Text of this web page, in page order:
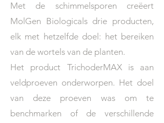
Met de schimmelsporen creëert
MolGen Biologicals drie producten,
elk met hetzelfde doel: het bereiken
van de wortels van de planten.
Het product TrichoderMAX is aan
veldproeven onderworpen. Het doel
van deze proeven was om te
benchmarken of de verschillende